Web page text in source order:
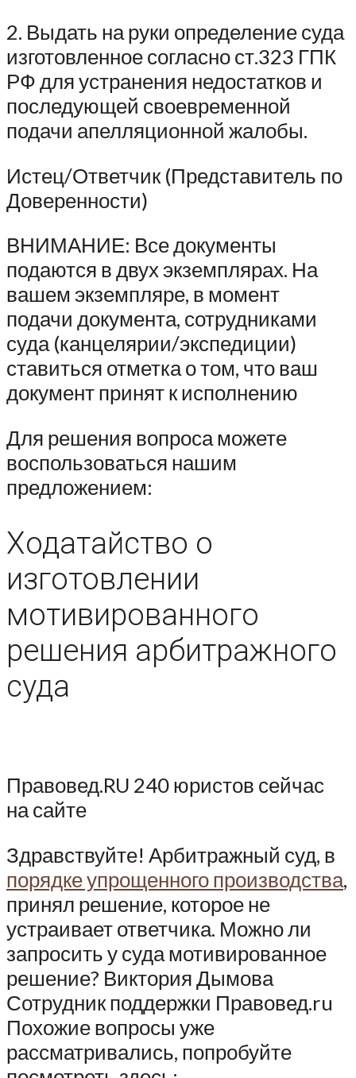
2. Выдать на руки определение суда
изготовленное согласно ст.323 ГПК
РФ для устранения недостатков и
последующей своевременной
подачи апелляционной жалобы.
Истец/Ответчик (Представитель по
Доверенности)
ВНИМАНИЕ: Все документы
подаются в двух экземплярах. На
вашем экземпляре, в момент
подачи документа, сотрудниками
суда (канцелярии/экспедиции)
ставиться отметка о том, что ваш
документ принят к исполнению
Для решения вопроса можете
воспользоваться нашим
предложением:
Ходатайство о
изготовлении
мотивированного
решения арбитражного
суда
Правовед.RU 240 юристов сейчас
на сайте
Здравствуйте! Арбитражный суд, в
порядке упрощенного производства,
принял решение, которое не
устраивает ответчика. Можно ли
запросить у суда мотивированное
решение? Виктория Дымова
Сотрудник поддержки Правовед.ru
Похожие вопросы уже
рассматривались, попробуйте